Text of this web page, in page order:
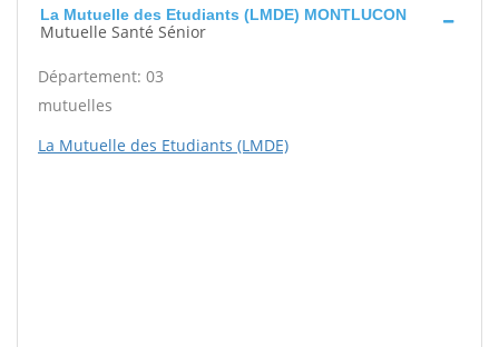
La Mutuelle des Etudiants (LMDE) MONTLUCON
Mutuelle Santé Sénior
Département: 03
mutuelles
La Mutuelle des Etudiants (LMDE)